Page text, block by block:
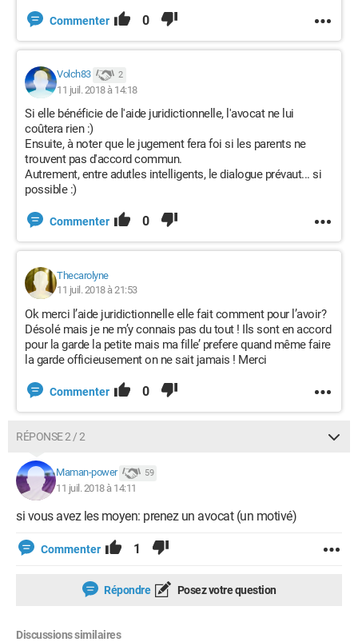
Commenter 0
Volch83 2
11 juil. 2018 à 14:18
Si elle bénéficie de l'aide juridictionnelle, l'avocat ne lui
coûtera rien :)
Ensuite, à noter que le jugement fera foi si les parents ne
trouvent pas d'accord commun.
Autrement, entre adutles intelligents, le dialogue prévaut... si
possible :)
Commenter 0
Thecarolyne
11 juil. 2018 à 21:53
Ok merci l’aide juridictionnelle elle fait comment pour l’avoir?
Désolé mais je ne m’y connais pas du tout ! Ils sont en accord
pour la garde la petite mais ma fille’ prefere quand même faire
la garde officieusement on ne sait jamais ! Merci
Commenter 0
RÉPONSE 2 / 2
Maman-power 59
11 juil. 2018 à 14:11
si vous avez les moyen: prenez un avocat (un motivé)
Commenter 1
Répondre Posez votre question
Discussions similaires